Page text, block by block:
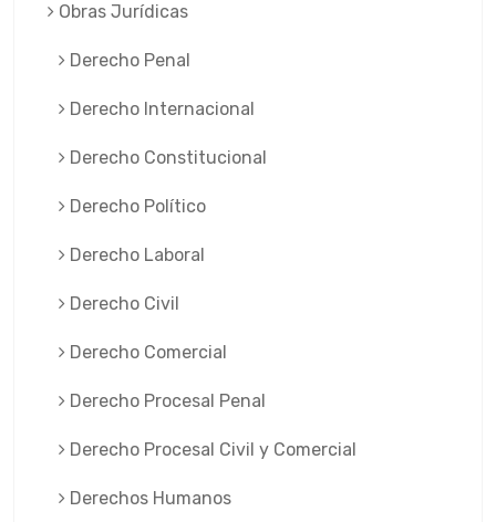
Obras Jurí­dicas
Derecho Penal
Derecho Internacional
Derecho Constitucional
Derecho Político
Derecho Laboral
Derecho Civil
Derecho Comercial
Derecho Procesal Penal
Derecho Procesal Civil y Comercial
Derechos Humanos